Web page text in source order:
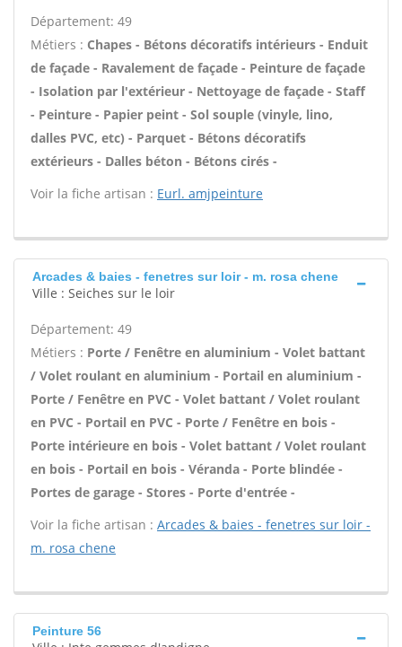
Département: 49
Métiers : Chapes - Bétons décoratifs intérieurs - Enduit
de façade - Ravalement de façade - Peinture de façade
- Isolation par l'extérieur - Nettoyage de façade - Staff
- Peinture - Papier peint - Sol souple (vinyle, lino,
dalles PVC, etc) - Parquet - Bétons décoratifs
extérieurs - Dalles béton - Bétons cirés -
Voir la fiche artisan : Eurl. amjpeinture
Arcades & baies - fenetres sur loir - m. rosa chene
Ville : Seiches sur le loir
Département: 49
Métiers : Porte / Fenêtre en aluminium - Volet battant
/ Volet roulant en aluminium - Portail en aluminium -
Porte / Fenêtre en PVC - Volet battant / Volet roulant
en PVC - Portail en PVC - Porte / Fenêtre en bois -
Porte intérieure en bois - Volet battant / Volet roulant
en bois - Portail en bois - Véranda - Porte blindée -
Portes de garage - Stores - Porte d'entrée -
Voir la fiche artisan : Arcades & baies - fenetres sur loir -
m. rosa chene
Peinture 56